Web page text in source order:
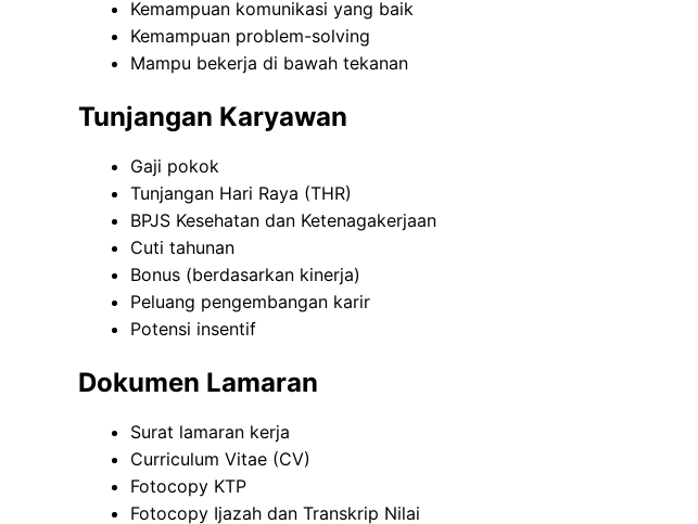
Kemampuan komunikasi yang baik
Kemampuan problem-solving
Mampu bekerja di bawah tekanan
Tunjangan Karyawan
Gaji pokok
Tunjangan Hari Raya (THR)
BPJS Kesehatan dan Ketenagakerjaan
Cuti tahunan
Bonus (berdasarkan kinerja)
Peluang pengembangan karir
Potensi insentif
Dokumen Lamaran
Surat lamaran kerja
Curriculum Vitae (CV)
Fotocopy KTP
Fotocopy Ijazah dan Transkrip Nilai